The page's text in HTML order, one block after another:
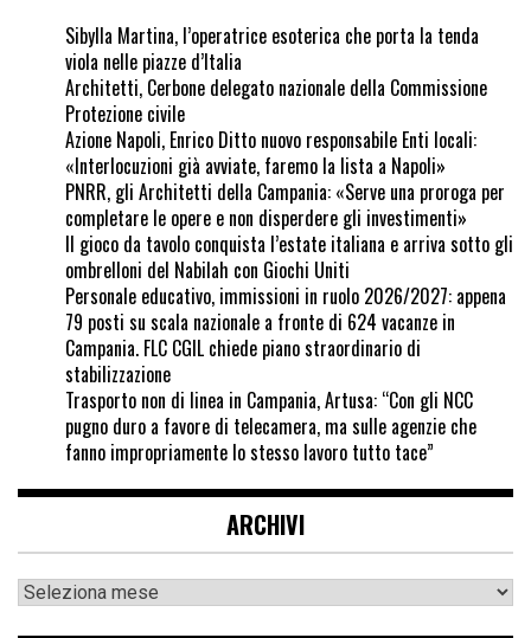
Sibylla Martina, l’operatrice esoterica che porta la tenda
viola nelle piazze d’Italia
Architetti, Cerbone delegato nazionale della Commissione
Protezione civile
Azione Napoli, Enrico Ditto nuovo responsabile Enti locali:
«Interlocuzioni già avviate, faremo la lista a Napoli»
PNRR, gli Architetti della Campania: «Serve una proroga per
completare le opere e non disperdere gli investimenti»
Il gioco da tavolo conquista l’estate italiana e arriva sotto gli
ombrelloni del Nabilah con Giochi Uniti
Personale educativo, immissioni in ruolo 2026/2027: appena
79 posti su scala nazionale a fronte di 624 vacanze in
Campania. FLC CGIL chiede piano straordinario di
stabilizzazione
Trasporto non di linea in Campania, Artusa: “Con gli NCC
pugno duro a favore di telecamera, ma sulle agenzie che
fanno impropriamente lo stesso lavoro tutto tace”
ARCHIVI